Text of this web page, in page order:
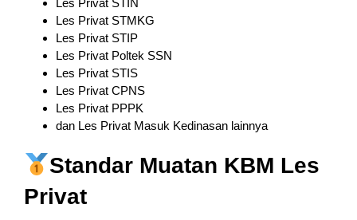
Les Privat STIN
Les Privat STMKG
Les Privat STIP
Les Privat Poltek SSN
Les Privat STIS
Les Privat CPNS
Les Privat PPPK
dan Les Privat Masuk Kedinasan lainnya
Standar Muatan KBM Les
Privat